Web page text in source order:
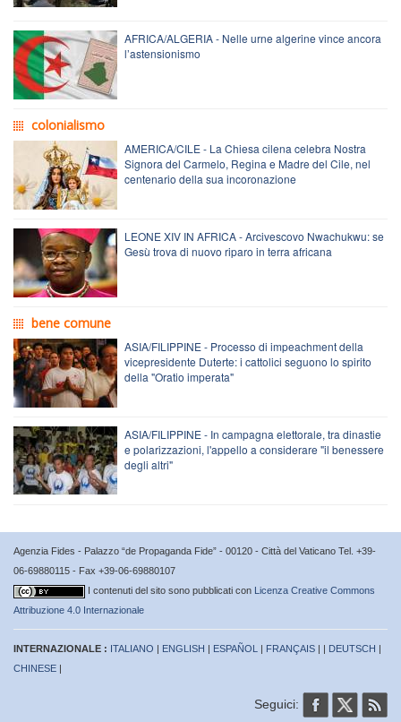
AFRICA/ALGERIA - Nelle urne algerine vince ancora
l’astensionismo
colonialismo
AMERICA/CILE - La Chiesa cilena celebra Nostra
Signora del Carmelo, Regina e Madre del Cile, nel
centenario della sua incoronazione
LEONE XIV IN AFRICA - Arcivescovo Nwachukwu: se
Gesù trova di nuovo riparo in terra africana
bene comune
ASIA/FILIPPINE - Processo di impeachment della
vicepresidente Duterte: i cattolici seguono lo spirito
della "Oratio imperata"
ASIA/FILIPPINE - In campagna elettorale, tra dinastie
e polarizzazioni, l'appello a considerare "il benessere
degli altri"
Agenzia Fides - Palazzo “de Propaganda Fide” - 00120 - Città del Vaticano Tel. +39-
06-69880115 - Fax +39-06-69880107
I contenuti del sito sono pubblicati con Licenza Creative Commons
Attribuzione 4.0 Internazionale
INTERNAZIONALE : ITALIANO | ENGLISH | ESPAÑOL | FRANÇAIS | | DEUTSCH |
CHINESE |
Seguici: